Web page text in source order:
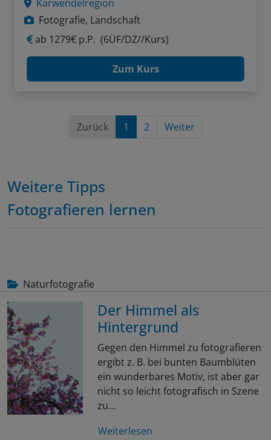
Karwendelregion
Fotografie, Landschaft
ab 1279€ p.P. (6ÜF/DZ//Kurs)
Zum Kurs
Zurück 1 2 Weiter
Weitere Tipps
Fotografieren lernen
Naturfotografie
Der Himmel als
Hintergrund
Gegen den Himmel zu fotografieren
ergibt z. B. bei bunten Baumblüten
ein wunderbares Motiv, ist aber gar
nicht so leicht fotografisch in Szene
zu…
Weiterlesen